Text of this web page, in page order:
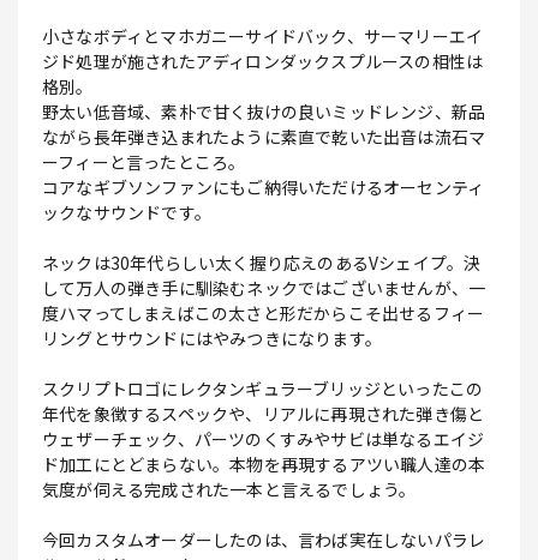
小さなボディとマホガニーサイドバック、サーマリーエイ
ジド処理が施されたアディロンダックスプルースの相性は
格別。
野太い低音域、素朴で甘く抜けの良いミッドレンジ、新品
ながら長年弾き込まれたように素直で乾いた出音は流石マ
ーフィーと言ったところ。
コアなギブソンファンにもご納得いただけるオーセンティ
ックなサウンドです。
ネックは30年代らしい太く握り応えのあるVシェイプ。決
して万人の弾き手に馴染むネックではございませんが、一
度ハマってしまえばこの太さと形だからこそ出せるフィー
リングとサウンドにはやみつきになります。
スクリプトロゴにレクタンギュラーブリッジといったこの
年代を象徴するスペックや、リアルに再現された弾き傷と
ウェザーチェック、パーツのくすみやサビは単なるエイジ
ド加工にとどまらない。本物を再現するアツい職人達の本
気度が伺える完成された一本と言えるでしょう。
今回カスタムオーダーしたのは、言わば実在しないパラレ